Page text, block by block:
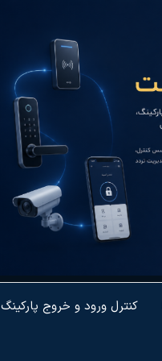
کنترل ورود و خروج پارکینگ